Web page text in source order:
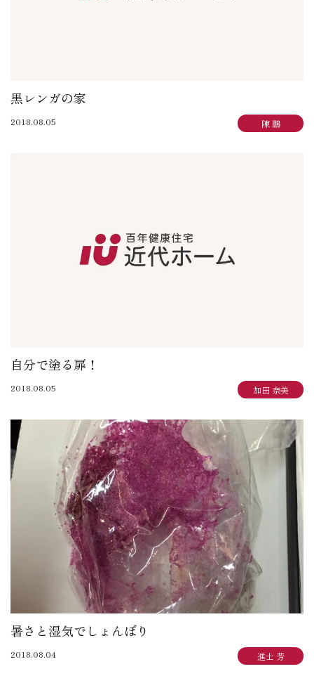
黒レンガの家
2018.08.05 陳 鵬
自分で塗る扉！
2018.08.05 加田 奈美
暑さと湿気でしょんぼり
2018.08.04 進士 芳